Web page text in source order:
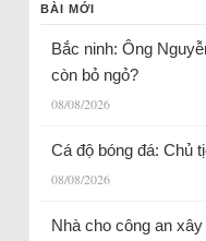
BÀI MỚI
Bắc ninh: Ông
còn bỏ ngỏ?
08/08/2026
Cá độ bóng đá: Chủ
08/08/2026
Nhà cho công an